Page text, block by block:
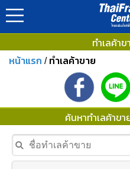
ทำเลค้า
หน้าแรก / ทำเลค้าขาย
ค้นหาทำเลค้าข